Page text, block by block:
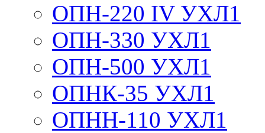
ОПН-220 IV УХЛ1
ОПН-330 УХЛ1
ОПН-500 УХЛ1
ОПНК-35 УХЛ1
ОПНН-110 УХЛ1